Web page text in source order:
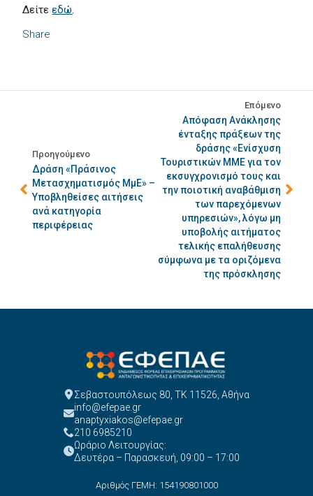
Share
Δείτεεδώ.
Προηγούμενο
Δράση «Πράσινος
Μετασχηματισμός ΜμΕ» –
Υποβληθείσες αιτήσεις
ανά κατηγορία
περιφέρειας
Επόμενο
Απόφαση Ανάκλησης
ένταξης πράξεων της
δράσης «Ενίσχυση
Τουριστικών ΜΜΕ για τον
εκσυγχρονισμό τους και
την ποιοτική αναβάθμιση
των παρεχόμενων
υπηρεσιών», λόγω μη
υποβολής αιτήματος
τελικής επαλήθευσης
σύμφωνα με τα οριζόμενα
της πρόσκλησης
Σεβαστουπόλεως 80, ΤΚ 11526, Αθήνα
info@efepae.gr
anaptyxiakos@efepae.gr
210 6985210
Ωράριο Λειτουργίας:
Δευτέρα – Παρασκευή, 09:00 – 17:00
Αριθμός ΓΕΜΗ: 154190801000